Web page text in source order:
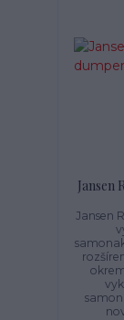
Jansen
Jansen